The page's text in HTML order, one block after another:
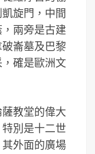
旋門，中間
兩旁是古建
崙墓及巴黎
確是歐洲文
教堂的偉大
別是十二世
外面的廣場